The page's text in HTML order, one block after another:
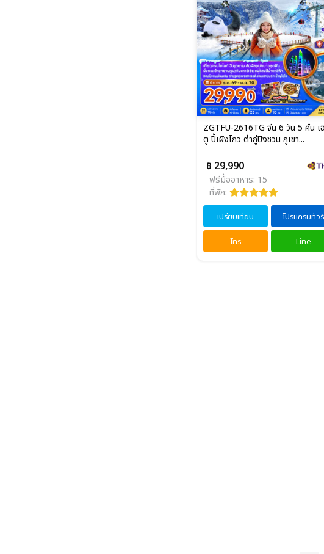
ZGTFU-2616TG จีน 6 วัน 5 คืน เ
ตู ปี้เผิงโกว ต๋ากู่ปิงชวน ภูเขา...
฿ 29,990
ฟรีมื้ออาหาร: 15
ที่พัก:
เปรียบเทียบ โปรแกรมทัวร์
โทร Line